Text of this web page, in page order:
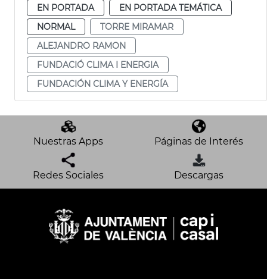
EN PORTADA
EN PORTADA TEMÁTICA
NORMAL
TORRE MIRAMAR
ALEJANDRO RAMON
FUNDACIÓ CLIMA I ENERGIA
FUNDACIÓN CLIMA Y ENERGÍA
Nuestras Apps Páginas de Interés
Redes Sociales Descargas